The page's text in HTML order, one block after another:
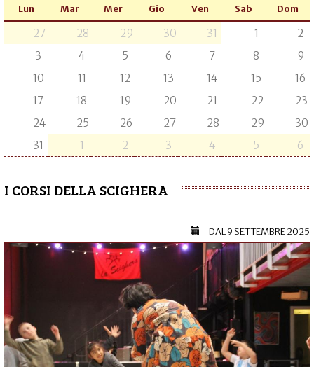
Lun Mar Mer Gio Ven Sab Dom
27 28 29 30 31 1
2
3
4 5 6 7 8
9
10
11 12 13 14 15
16
17
18 19 20 21 22
23
24
25 26 27 28 29
30
31
1 2 3 4 5 6
I CORSI DELLA SCIGHERA
DAL9 SETTEMBRE 2025